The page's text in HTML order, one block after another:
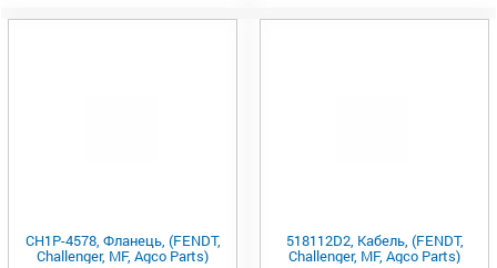
CH1P-4578, Фланець, (FENDT,
Challenger, MF, Agco Parts)
518112D2, Кабель, (FENDT,
Challenger, MF, Agco Parts)